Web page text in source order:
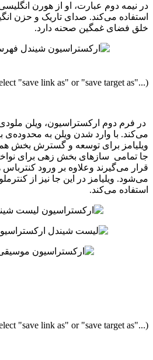
دوم عبارت،‌ او از هورن انگلیسی
می‌کند. صدای تاریک و حزن انگیز
غمگین صحنه دارد.
& select "save link as" or "save target
دوم ارکستراسیون، ویلن ملودی را یک
با وارد شدن ویلن به محدوده‌ی
برای توسعه و گسترش بخش همراهی
سازهای بخش زهی برای نواختن
وعلاوه بر ورود کنترباس ها،
ویلیامز در این جا نیز از
می‌کند.
& select "save link as" or "save target